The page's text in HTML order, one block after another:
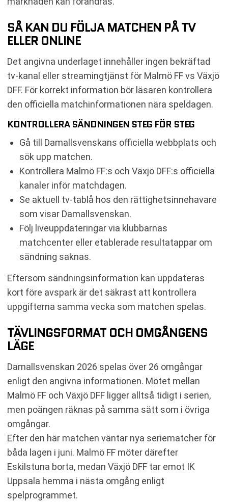
SÅ KAN DU FÖLJA MATCHEN PÅ TV
ELLER ONLINE
Det angivna underlaget innehåller ingen bekräftad
tv-kanal eller streamingtjänst för Malmö FF vs Växjö
DFF. För korrekt information bör läsaren kontrollera
den officiella matchinformationen nära speldagen.
KONTROLLERA SÄNDNINGEN STEG FÖR STEG
Gå till Damallsvenskans officiella webbplats och
sök upp matchen.
Kontrollera Malmö FF:s och Växjö DFF:s officiella
kanaler inför matchdagen.
Se aktuell tv-tablå hos den rättighetsinnehavare
som visar Damallsvenskan.
Följ liveuppdateringar via klubbarnas
matchcenter eller etablerade resultatappar om
sändning saknas.
Eftersom sändningsinformation kan uppdateras
kort före avspark är det säkrast att kontrollera
uppgifterna samma vecka som matchen spelas.
TÄVLINGSFORMAT OCH OMGÅNGENS
LÄGE
Damallsvenskan 2026 spelas över 26 omgångar
enligt den angivna informationen. Mötet mellan
Malmö FF och Växjö DFF ligger alltså tidigt i serien,
men poängen räknas på samma sätt som i övriga
omgångar.
Efter den här matchen väntar nya seriematcher för
båda lagen i juni. Malmö FF möter därefter
Eskilstuna borta, medan Växjö DFF tar emot IK
Uppsala hemma i nästa omgång enligt
spelprogrammet.